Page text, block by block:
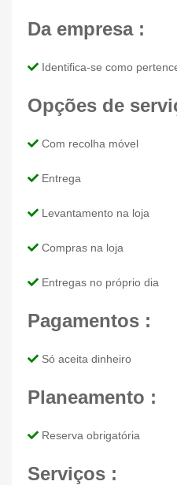
Da empresa :
Identifica-se como
Opções de
Com recolha móvel
Entrega
Levantamento na loja
Compras na loja
Entregas no próprio dia
Pagamentos :
Só aceita dinheiro
Planeamento :
Reserva obrigatória
Serviços :